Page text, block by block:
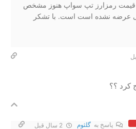
قیمت رمزارز تپ سواپ هنوز مشخص
عرضه نشده است است. با تشکر
کرد ؟؟
پاسخ به گلثوم